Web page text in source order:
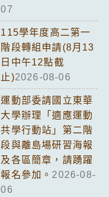
07
115學年度高二第一
階段轉組申請(8月13
日中午12點截
止)2026-08-06
運動部委請國立東華
大學辦理「適應運動
共學行動站」第二階
段與離島場研習海報
及各區簡章，請踴躍
報名參加。 2026-08-
06